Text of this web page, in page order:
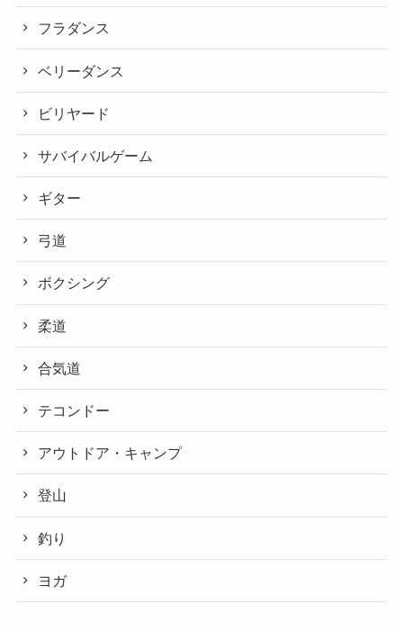
フラダンス
ベリーダンス
ビリヤード
サバイバルゲーム
ギター
弓道
ボクシング
柔道
合気道
テコンドー
アウトドア・キャンプ
登山
釣り
ヨガ